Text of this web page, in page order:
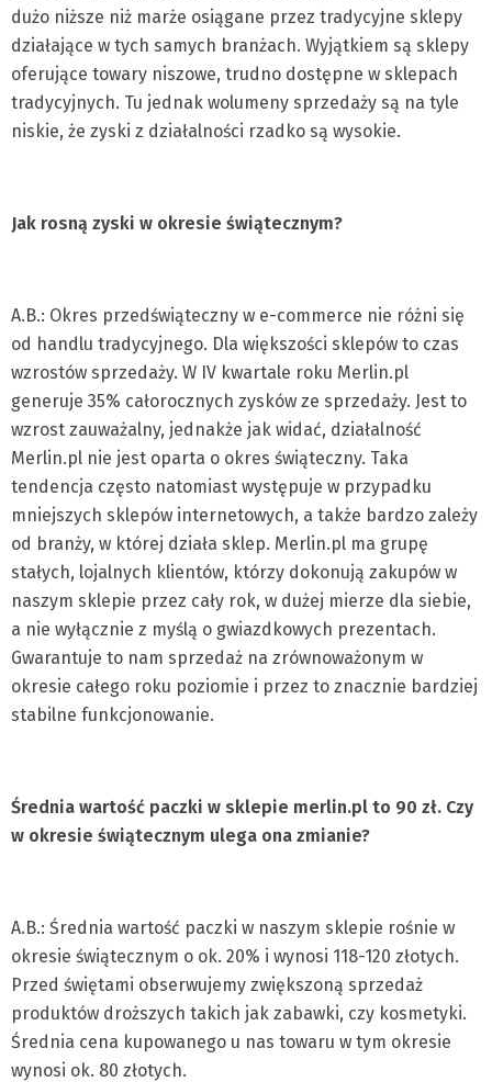
dużo niższe niż marże osiągane przez tradycyjne sklepy
działające w tych samych branżach. Wyjątkiem są sklepy
oferujące towary niszowe, trudno dostępne w sklepach
tradycyjnych. Tu jednak wolumeny sprzedaży są na tyle
niskie, że zyski z działalności rzadko są wysokie.
Jak rosną zyski w okresie świątecznym?
A.B.: Okres przedświąteczny w e-commerce nie różni się
od handlu tradycyjnego. Dla większości sklepów to czas
wzrostów sprzedaży. W IV kwartale roku Merlin.pl
generuje 35% całorocznych zysków ze sprzedaży. Jest to
wzrost zauważalny, jednakże jak widać, działalność
Merlin.pl nie jest oparta o okres świąteczny. Taka
tendencja często natomiast występuje w przypadku
mniejszych sklepów internetowych, a także bardzo zależy
od branży, w której działa sklep. Merlin.pl ma grupę
stałych, lojalnych klientów, którzy dokonują zakupów w
naszym sklepie przez cały rok, w dużej mierze dla siebie,
a nie wyłącznie z myślą o gwiazdkowych prezentach.
Gwarantuje to nam sprzedaż na zrównoważonym w
okresie całego roku poziomie i przez to znacznie bardziej
stabilne funkcjonowanie.
Średnia wartość paczki w sklepie merlin.pl to 90 zł. Czy
w okresie świątecznym ulega ona zmianie?
A.B.: Średnia wartość paczki w naszym sklepie rośnie w
okresie świątecznym o ok. 20% i wynosi 118-120 złotych.
Przed świętami obserwujemy zwiększoną sprzedaż
produktów droższych takich jak zabawki, czy kosmetyki.
Średnia cena kupowanego u nas towaru w tym okresie
wynosi ok. 80 złotych.